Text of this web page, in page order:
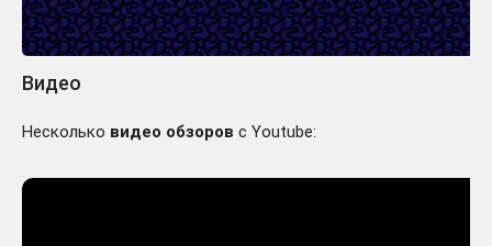
Видео
Несколько видео обзоров с Youtube: